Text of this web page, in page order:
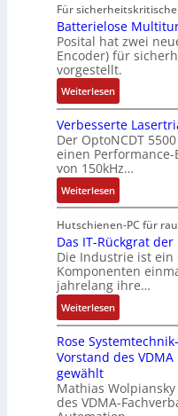
L
3
f
ü
r
s
i
c
h
e
r
e
E
n
t
w
i
c
k
l
u
n
g
o
b
o
t
k
,
3
M
i
l
l
i
o
n
e
n
A
r
b
e
i
t
s
k
r
ä
f
t
e
u
t
o
m
a
t
i
o
n
e
x
p
a
n
d
i
e
r
t
f
t
a
g
s
e
i
n
g
a
n
g
i
m
M
a
s
c
h
i
n
e
n
Für
Batterielose
Posital hat zwei
Encoder) für
vorgestellt.
Weiterlesen:
B
a
t
t
e
r
i
e
l
o
s
e
M
u
l
t
t
u
Verbesserte
Der OptoNCDT
einen
von 150kHz…
Weiterlesen:
V
e
r
b
e
s
s
e
r
t
L
a
Hutschienen-PC für
Das IT-Rückgrat der
Die Industrie ist ein
Komponenten
jahrelang ihre…
Weiterlesen:
D
a
s
T
-
Rose
Vorstand des
gewählt
Mathias
des VDMA-